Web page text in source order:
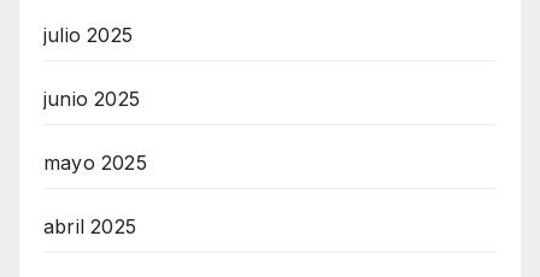
julio 2025
junio 2025
mayo 2025
abril 2025